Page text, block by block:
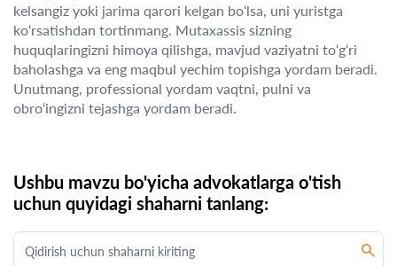
kelsangiz yoki jarima qarori kelgan bo‘lsa, uni yuristga
ko‘rsatishdan tortinmang. Mutaxassis sizning
huquqlaringizni himoya qilishga, mavjud vaziyatni to‘g‘ri
baholashga va eng maqbul yechim topishga yordam beradi.
Unutmang, professional yordam vaqtni, pulni va
obro‘ingizni tejashga yordam beradi.
Ushbu mavzu bo'yicha advokatlarga o'tish
uchun quyidagi shaharni tanlang: